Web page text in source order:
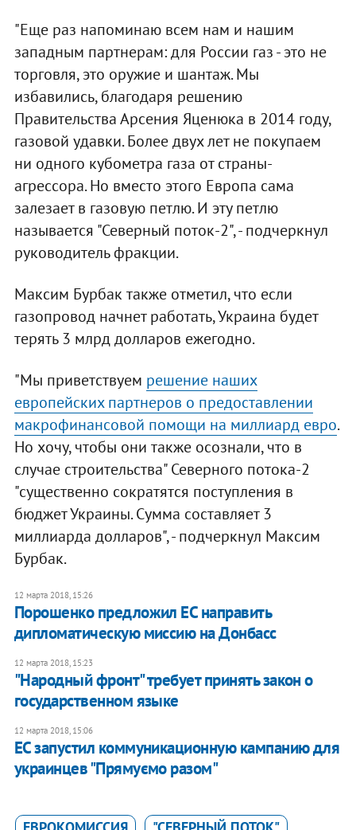
"Еще раз напоминаю всем нам и нашим
западным партнерам: для России газ - это не
торговля, это оружие и шантаж. Мы
избавились, благодаря решению
Правительства Арсения Яценюка в 2014 году,
газовой удавки. Более двух лет не покупаем
ни одного кубометра газа от страны-
агрессора. Но вместо этого Европа сама
залезает в газовую петлю. И эту петлю
называется "Северный поток-2", - подчеркнул
руководитель фракции.
Максим Бурбак также отметил, что если
газопровод начнет работать, Украина будет
терять 3 млрд долларов ежегодно.
"Мы приветствуем решение наших
европейских партнеров о предоставлении
макрофинансовой помощи на миллиард евро.
Но хочу, чтобы они также осознали, что в
случае строительства" Северного потока-2
"существенно сократятся поступления в
бюджет Украины. Сумма составляет 3
миллиарда долларов", - подчеркнул Максим
Бурбак.
12 марта 2018, 15:26
Порошенко предложил ЕС направить
дипломатическую миссию на Донбасс
12 марта 2018, 15:23
"Народный фронт" требует принять закон о
государственном языке
12 марта 2018, 15:06
ЕС запустил коммуникационную кампанию для
украинцев "Прямуємо разом"